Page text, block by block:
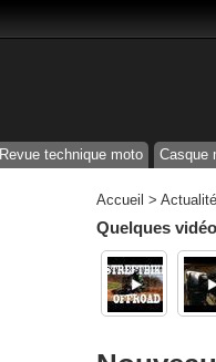
Revue technique moto Casque
Accueil >
Quelques